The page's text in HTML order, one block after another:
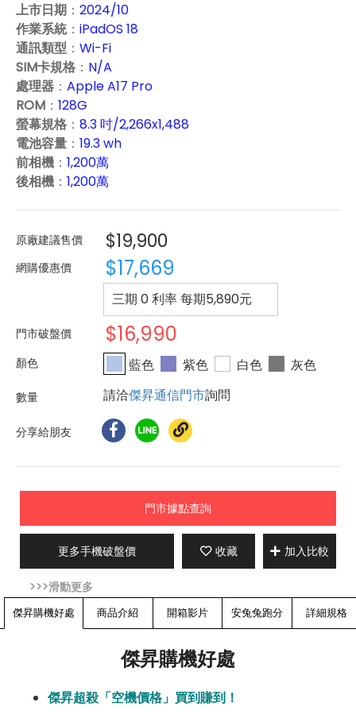
上市日期 ： 2024/10
作業系統： iPadOS 18
通訊類型 ： Wi-Fi
SIM卡規格 ： N/A
處理器 ： Apple A17 Pro
ROM ： 128G
螢幕規格 ： 8.3 吋/2,266x1,488
電池容量 ： 19.3 wh
前相機 ： 1,200萬
後相機 ： 1,200萬
原廠建議售價 $19,900
網購優惠價 $17,669
三期 0 利率 每期5,890元
門市破盤價 $16,990
藍色 紫色 白色
灰色
請洽傑昇通信門市詢問
分享給朋友
門市據點查詢
更多手機破盤價 收藏 加入比較
傑昇購機好處 商品介紹 開箱影片 安兔兔跑分 詳細規格
傑昇購機好處
傑昇超殺「空機價格」買到賺到！